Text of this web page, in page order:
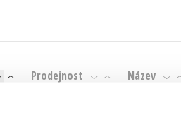
Zahraniční
Zdraví a
Prodejnost Název